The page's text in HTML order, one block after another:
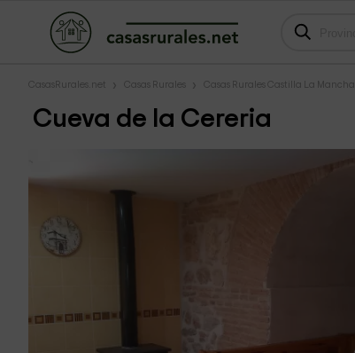
CasasRurales.net Casas Rurales Casas Rurales Castilla La Mancha
Cueva de la Cereria